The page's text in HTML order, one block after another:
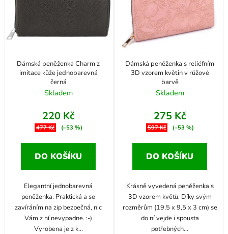
Dámská peněženka Charm z
imitace kůže jednobarevná
černá
Skladem
220 Kč
477 Kč (–53 %)
DO KOŠÍKU
Elegantní jednobarevná
peněženka. Praktická a se
zavíráním na zip bezpečná, nic
Vám z ní nevypadne. :-)
Vyrobena je z k...
Dámská peněženka s reliéfním
3D vzorem květin v růžové
barvě
Skladem
275 Kč
597 Kč (–53 %)
DO KOŠÍKU
Krásně vyvedená peněženka s
3D vzorem květů. Díky svým
rozměrům (19,5 x 9,5 x 3 cm) se
do ní vejde i spousta
potřebných...